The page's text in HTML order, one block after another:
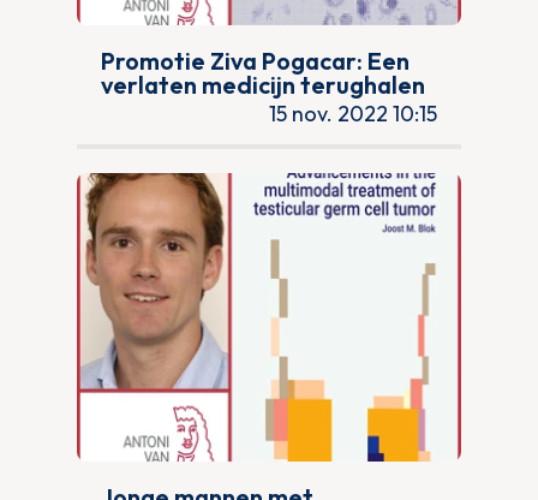
Promotie Ziva Pogacar: Een
verlaten medicijn terughalen
15 nov. 2022 10:15